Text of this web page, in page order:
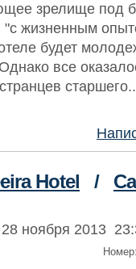
зрелище под
жизненным
будет
все
Hotel /
ноября 2013